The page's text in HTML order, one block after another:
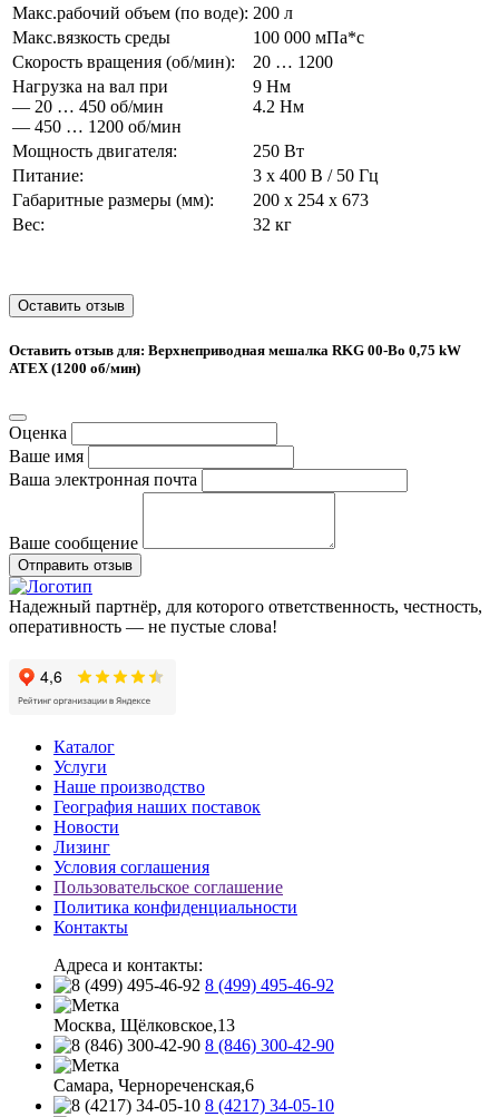
Макс.рабочий объем (по воде): 200 л
Макс.вязкость среды
100 000 мПа*с
Скорость вращения (об/мин):
20 … 1200
Нагрузка на вал при
— 20 … 450 об/мин
— 450 … 1200 об/мин
9 Нм
4.2 Нм
Мощность двигателя:
250 Вт
Питание:
3 x 400 В / 50 Гц
Габаритные размеры (мм):
200 x 254 x 673
Вес:
32 кг
Оставить отзыв
Оставить отзыв для: Верхнеприводная мешалка RKG 00-Bo 0,75 kW
ATEX (1200 об/мин)
Оценка
Ваше имя
Ваша электронная почта
Ваше сообщение
Отправить отзыв
Надежный партнёр, для которого ответственность, честность,
оперативность — не пустые слова!
Каталог
Услуги
Наше производство
География наших поставок
Новости
Лизинг
Условия соглашения
Пользовательское соглашение
Политика конфиденциальности
Контакты
Адреса и контакты:
8 (499) 495-46-92
Москва, Щёлковское,13
8 (846) 300-42-90
Самара, Чернореченская,6
8 (4217) 34-05-10